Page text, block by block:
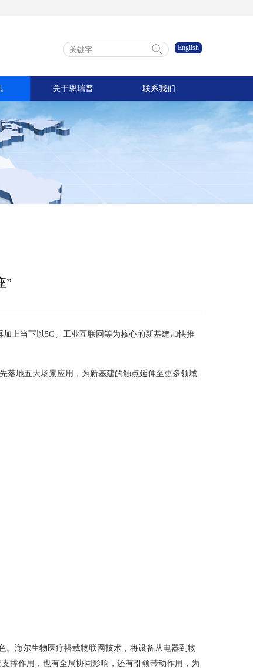
English
关于恩瑞普 联系我们
”
上当下以5G、工业互联网等为核心的新基建加快推
落地五大场景应用，为新基建的触点延伸至更多领域
。海尔生物医疗搭载物联网技术，将设备从电器到物
撑作用，也有全局协同影响，还有引领带动作用，为